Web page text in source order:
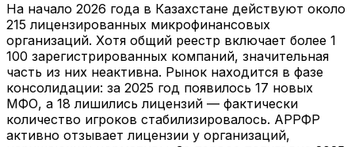
На начало 2026 года в Казахстане действуют около
215 лицензированных микрофинансовых
организаций. Хотя общий реестр включает более 1
100 зарегистрированных компаний, значительная
часть из них неактивна. Рынок находится в фазе
консолидации: за 2025 год появилось 17 новых
МФО, а 18 лишились лицензий — фактически
количество игроков стабилизировалось. АРРФР
активно отзывает лицензии у организаций,